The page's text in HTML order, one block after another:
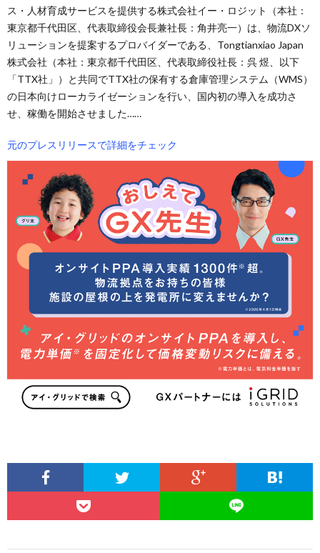
ス・人材育成サービスを提供する株式会社イー・ロジット（本社：
東京都千代田区、代表取締役会長兼社長：角井亮一）は、物流DXソ
リューションを提案するプロバイダーである、Tongtianxiao Japan
株式会社（本社：東京都千代田区、代表取締役社長：呉 煜、以下
「TTX社」）と共同でTTX社の保有する倉庫管理システム（WMS）
の日本向けローカライゼーションを行い、国内初の導入を成功さ
せ、稼働を開始させました……
元のプレスリリースで詳細をチェック